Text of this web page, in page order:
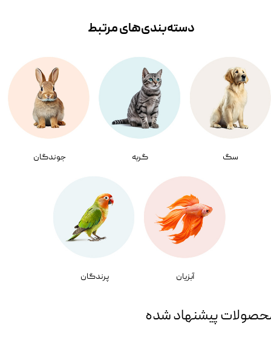
سگ گربه جوندگان
آبزیان پرندگان
دسته‌بندی‌‌های مرتبط
پیشنهاد شده